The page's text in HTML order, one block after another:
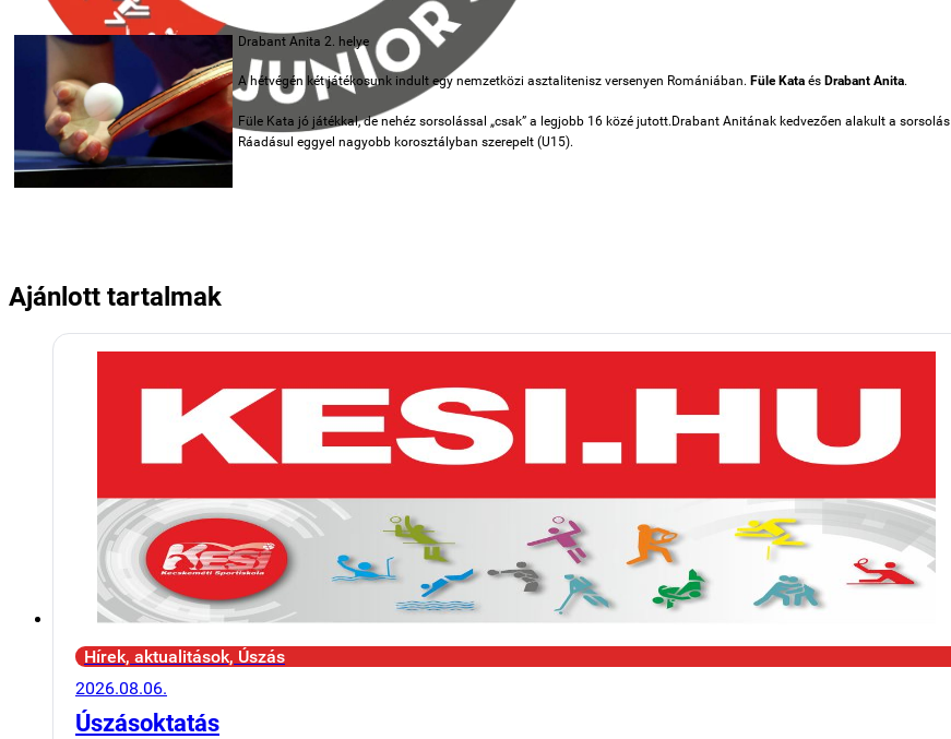
Drabant Anita 2. helye
A hétvégén két játékosunk indult egy nemzetközi asztalitenisz versenyen Romániában. Füle Kata és Drabant Anita.
Füle Kata jó játékkal, de nehéz sorsolással „csak” a legjobb 16 közé jutott.Drabant Anitának kedvezően alakult a sorsolás
Ráadásul eggyel nagyobb korosztályban szerepelt (U15).
Ajánlott tartalmak
Hírek, aktualitások, Úszás
2026.08.06.
Úszásoktatás